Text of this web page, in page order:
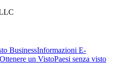
BusinessInformazioni E-
un VistoPaesi senza visto